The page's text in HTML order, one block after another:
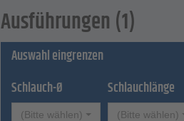
Ausführungen (1)
Auswahl eingrenzen
Schlauch-Ø
(Bitte wählen)
Schlauchlänge
(Bitte wählen)